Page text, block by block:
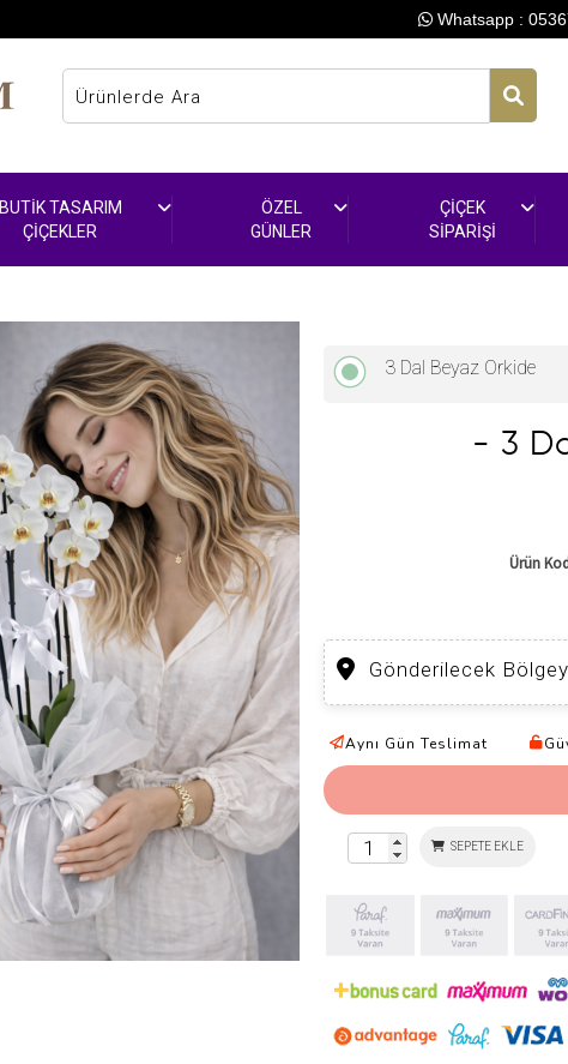
Whatsapp :
BUTİK TASARIM
ÇİÇEKLER
ÖZEL
GÜNLER
ÇİÇEK
SİPARİŞİ
3 Dal Beyaz Orkide
- 3
Ürün
Gönderilecek
Aynı Gün Teslimat
SEPETE EKLE